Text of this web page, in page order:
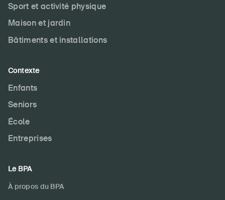
Sport et activité physique
Maison et jardin
Bâtiments et installations
Contexte
Enfants
Seniors
École
Entreprises
Le BPA
À propos du BPA